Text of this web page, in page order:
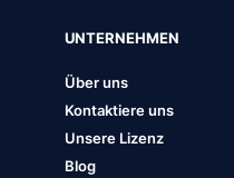
UNTERNEHMEN
Über uns
Kontaktiere uns
Unsere Lizenz
Blog